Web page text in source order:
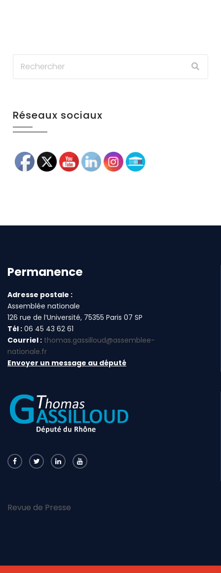
Réseaux sociaux
Permanence
Adresse postale :
Assemblée nationale
126 rue de l’Université, 75355 Paris 07 SP
Tél : 06 45 43 62 61
Courriel : thomas.gassilloud@assemblee-
nationale.fr
Envoyer un message au député
Revue de Presse